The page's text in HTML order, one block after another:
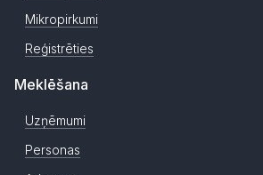
Mikropirkumi
Reģistrēties
Meklēšana
Uzņēmumi
Personas